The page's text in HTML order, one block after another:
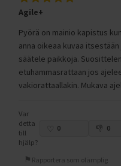
Agile+
Pyörä on mainio kapistus
anna oikeaa kuvaa
säätele paikkoja.
etuhammasrattaan jos
vakiorattaallakin. Mukava
Var
detta
till
hjälp?
0 0
Rapportera som olämplig